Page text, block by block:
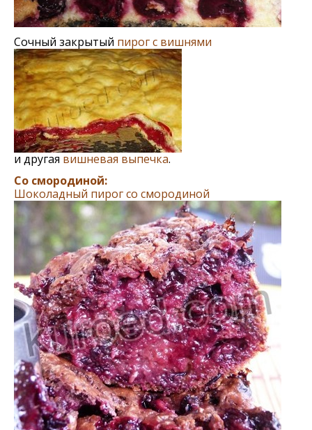
Сочный закрытый пирог с вишнями
и другая вишневая выпечка.
Со смородиной:
Шоколадный пирог со смородиной